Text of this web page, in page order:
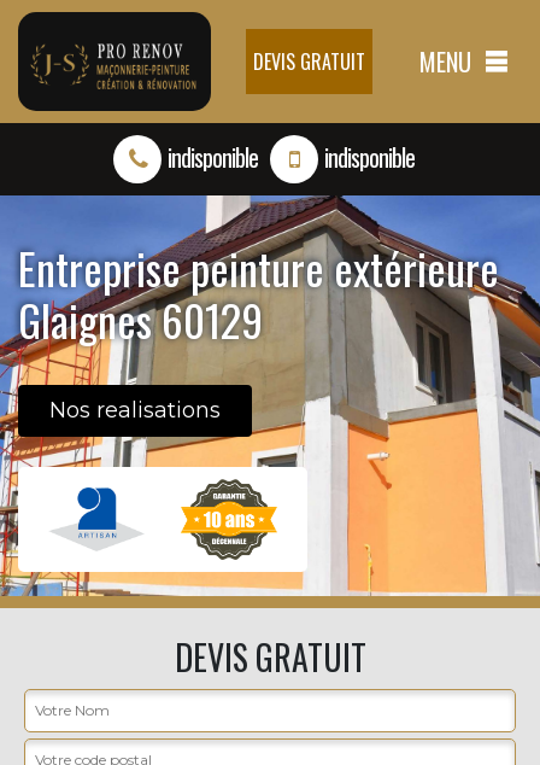
DEVIS GRATUIT MENU
indisponible indisponible
Entreprise peinture extérieure
Glaignes 60129
Nos realisations
DEVIS GRATUIT